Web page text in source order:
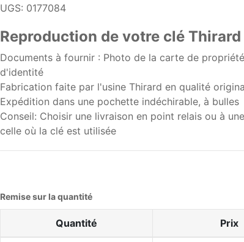
UGS: 0177084
Reproduction de votre clé Thirard
Documents à fournir : Photo de la carte de
d'identité
Fabrication faite par l'usine Thirard en qualité
Expédition dans une pochette indéchirable, à bulles
Conseil: Choisir une livraison en point relais ou à
celle où la clé est utilisée
Remise sur la quantité
Quantité Prix